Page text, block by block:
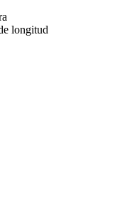
longitud